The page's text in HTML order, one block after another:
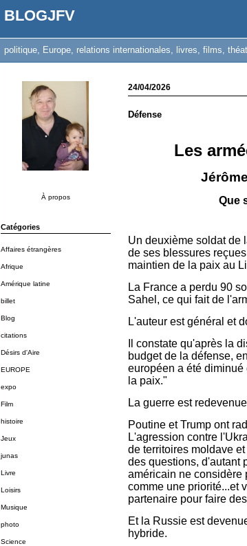
BLOGJFV
politique, Europe, relations internationales, livres, films,
À propos
Catégories
Affaires étrangères
Afrique
Amérique latine
billet
Blog
citations
Désirs d'Aire
EUROPE
expo
Film
histoire
Jeux
junas
Livre
Loisirs
Musique
photo
Science
24/04/2026
Défense
Les
Que
Un deuxième soldat de
de ses blessures
maintien de la paix au
La France a perdu 90
Sahel, ce qui fait de
L'auteur est général et
Il constate qu'après la
budget de la défense,
européen a été
la paix."
La guerre est
Poutine et Trump ont
L'agression contre
de territoires moldave
des questions, d'autant
américain ne considère
comme une priorité...et
partenaire pour faire
Et la Russie est
hybride.